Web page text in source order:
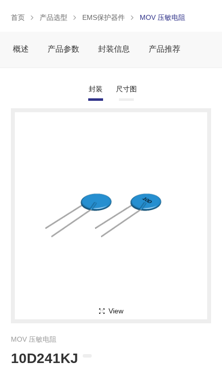
首页 产品选型 EMS保护器件 MOV 压敏电阻
概述 产品参数 封装信息 产品推荐
封装 尺寸图
View
MOV 压敏电阻
10D241KJ